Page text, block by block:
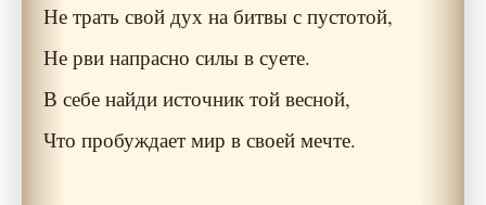
Не трать свой дух на битвы с пустотой,
Не рви напрасно силы в суете.
В себе найди источник той весной,
Что пробуждает мир в своей мечте.